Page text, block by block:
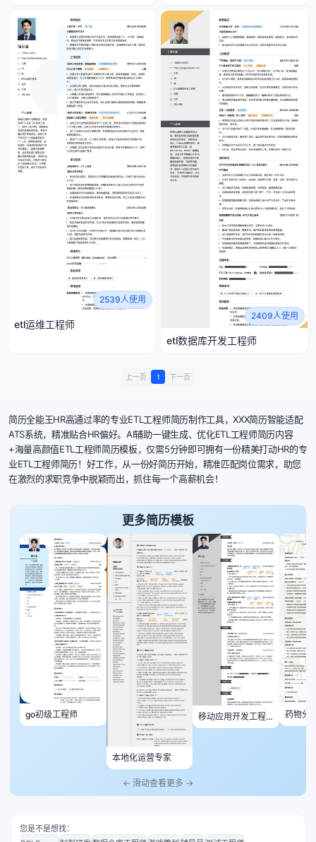
2539人使用
etl运维工程师
2409人使用
etl数据库开发工程师
上一页 1 下一页
简历全能王HR高通过率的专业ETL工程师简历制作工具，XXX简历智能适配
ATS系统，精准贴合HR偏好。AI辅助一键生成、优化ETL工程师简历内容
+海量高颜值ETL工程师简历模板，仅需5分钟即可拥有一份精美打动HR的专
业ETL工程师简历！好工作，从一份好简历开始，精准匹配岗位需求，助您
在激烈的求职竞争中脱颖而出，抓住每一个高薪机会！
更多简历模板
go初级工程师
本地化运营专家
移动应用开发工程
师（COCOS2D -
药物分
← 滑动查看更多 →
您是不是想找：